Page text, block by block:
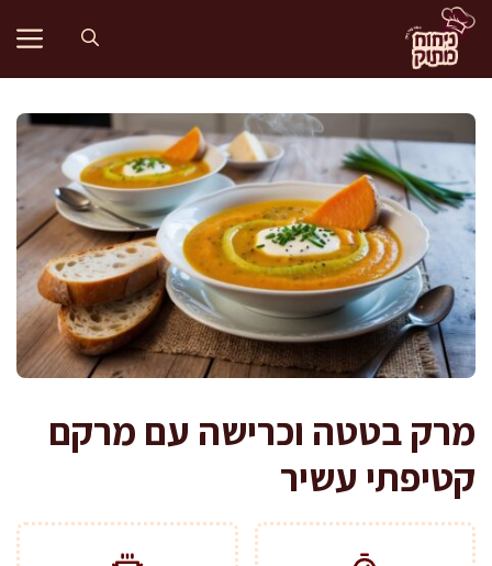
לדלג
לתוכן
מרק בטטה וכרישה עם מרקם
קטיפתי עשיר